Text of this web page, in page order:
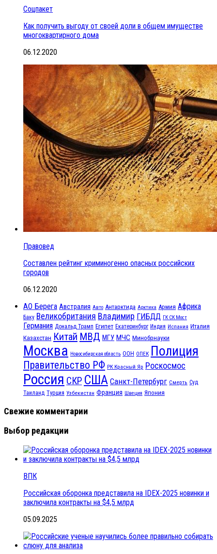
Соцпакет
Как получить выгоду от своей доли в общем имуществе
многоквартирного дома
06.12.2020
Правовед
Составлен рейтинг криминогенно опасных российских
городов
06.12.2020
АО Берега Австралия Авто Антарктида Арктика Армия Африка
Баку Великобритания Владимир ГИБДД ГК СК Мост
Германия Дональд Трамп Египет Екатеринбург Индия Испания Италия
Казахстан Китай МВД МГУ МЧС Минобрнауки
Москва Новосибирская область ООН ОПЕК Полиция
Правительство РФ РК Красный Яр Роскосмос
Россия СКР США Санкт-Петербург Смерть Суд
Таиланд Турция Узбекистан Франция Швеция Япония
Свежие комментарии
Выбор редакции
ВПК
Российская оборонка представила на IDEX-2025 новинки и
заключила контракты на $4,5 млрд
05.09.2025